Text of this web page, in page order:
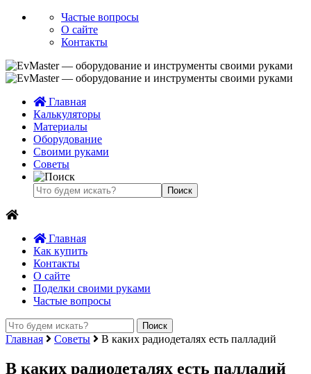
Частые вопросы
О сайте
Контакты
Главная
Калькуляторы
Материалы
Оборудование
Своими руками
Советы
Главная
Как купить
Контакты
О сайте
Поделки своими руками
Частые вопросы
Главная Советы В каких радиодеталях есть палладий
В каких радиодеталях есть палладий